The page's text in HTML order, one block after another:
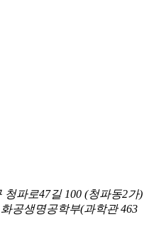
파로47길 100 (청파동2가)
공생명공학부(과학관 463